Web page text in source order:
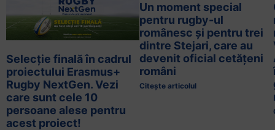
Selecție finală în cadrul
proiectului Erasmus+
Rugby NextGen. Vezi
care sunt cele 10
persoane alese pentru
acest proiect!
Un moment special
pentru rugby-ul
românesc și pentru trei
dintre Stejari, care au
devenit oficial cetățeni
români
Citește articolul